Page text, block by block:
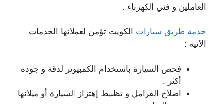
العاملين و فني الكهرباء .
خدمة طريق سيارات الكويت تؤمن لعملائها الخدمات
الآتية :
فحص السيارة باستخدام الكمبيوتر لدقة و جودة
أكثر .
اصلاح الفرامل و تظبيط إهتزاز السيارة أو ميلانها